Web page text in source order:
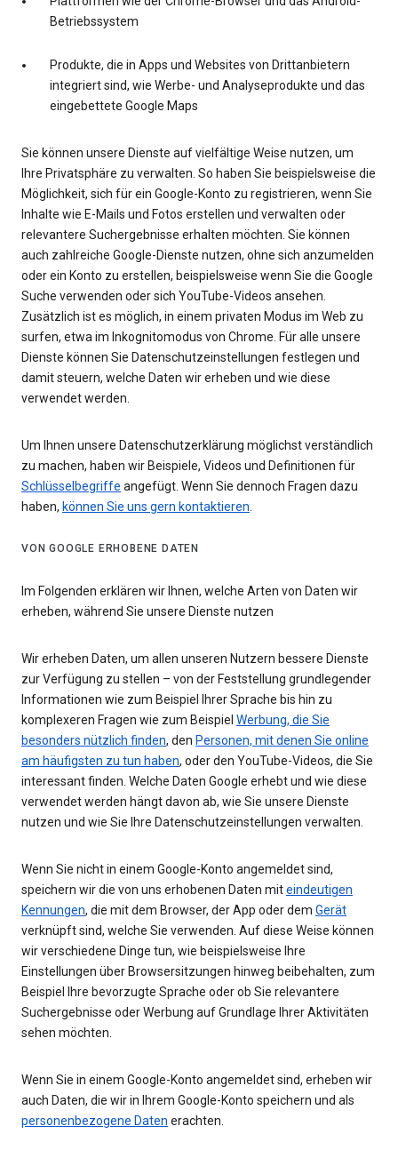
Betriebssystem
Produkte, die in Apps und Websites von Drittanbietern
integriert sind, wie Werbe- und Analyseprodukte und das
eingebettete Google Maps
Sie können unsere Dienste auf vielfältige Weise nutzen, um
Ihre Privatsphäre zu verwalten. So haben Sie beispielsweise die
Möglichkeit, sich für ein Google-Konto zu registrieren, wenn Sie
Inhalte wie E-Mails und Fotos erstellen und verwalten oder
relevantere Suchergebnisse erhalten möchten. Sie können
auch zahlreiche Google-Dienste nutzen, ohne sich anzumelden
oder ein Konto zu erstellen, beispielsweise wenn Sie die Google
Suche verwenden oder sich YouTube-Videos ansehen.
Zusätzlich ist es möglich, in einem privaten Modus im Web zu
surfen, etwa im Inkognitomodus von Chrome. Für alle unsere
Dienste können Sie Datenschutzeinstellungen festlegen und
damit steuern, welche Daten wir erheben und wie diese
verwendet werden.
Um Ihnen unsere Datenschutzerklärung möglichst verständlich
zu machen, haben wir Beispiele, Videos und Definitionen für
Schlüsselbegriffe angefügt. Wenn Sie dennoch Fragen dazu
haben, können Sie uns gern kontaktieren.
VON GOOGLE ERHOBENE DATEN
Im Folgenden erklären wir Ihnen, welche Arten von Daten wir
erheben, während Sie unsere Dienste nutzen
Wir erheben Daten, um allen unseren Nutzern bessere Dienste
zur Verfügung zu stellen – von der Feststellung grundlegender
Informationen wie zum Beispiel Ihrer Sprache bis hin zu
komplexeren Fragen wie zum Beispiel Werbung, die Sie
besonders nützlich finden, den Personen, mit denen Sie online
am häufigsten zu tun haben, oder den YouTube-Videos, die Sie
interessant finden. Welche Daten Google erhebt und wie diese
verwendet werden hängt davon ab, wie Sie unsere Dienste
nutzen und wie Sie Ihre Datenschutzeinstellungen verwalten.
Wenn Sie nicht in einem Google-Konto angemeldet sind,
speichern wir die von uns erhobenen Daten miteindeutigen
Kennungen, die mit dem Browser, der App oder dem Gerät
verknüpft sind, welche Sie verwenden. Auf diese Weise können
wir verschiedene Dinge tun, wie beispielsweise Ihre
Einstellungen über Browsersitzungen hinweg beibehalten, zum
Beispiel Ihre bevorzugte Sprache oder ob Sie relevantere
Suchergebnisse oder Werbung auf Grundlage Ihrer Aktivitäten
sehen möchten.
Wenn Sie in einem Google-Konto angemeldet sind, erheben wir
auch Daten, die wir in Ihrem Google-Konto speichern und als
personenbezogene Daten erachten.